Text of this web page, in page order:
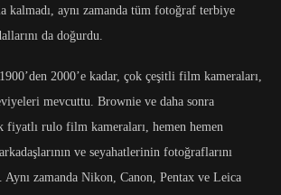
kalmadı, aynı zamanda tüm fotoğraf terbiye
da doğurdu.
2000’e kadar, çok çeşitli film kameraları,
mevcuttu. Brownie ve daha sonra
fiyatlı rulo film kameraları, hemen hemen
ve seyahatlerinin fotoğraflarını
zamanda Nikon, Canon, Pentax ve Leica